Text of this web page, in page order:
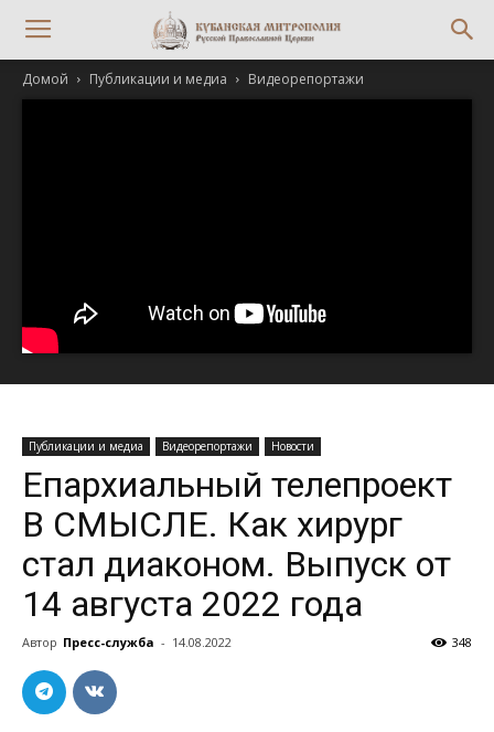
Домой Публикации и медиа Видеорепортажи
Публикации и медиа Видеорепортажи Новости
Епархиальный телепроект
В СМЫСЛЕ. Как хирург
стал диаконом. Выпуск от
14 августа 2022 года
Автор Пресс-служба - 14.08.2022 348